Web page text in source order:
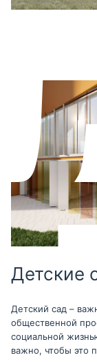
Детские
Детский сад –
общественной
социальной
важно, чтобы это